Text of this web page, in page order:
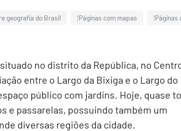
geografia do Brasil !Páginas com mapas !Páginas
no distrito da República, no
entre o Largo da Bixiga e o Largo do
público com jardins. Hoje, quase
e passarelas, possuindo também um
diversas regiões da cidade.